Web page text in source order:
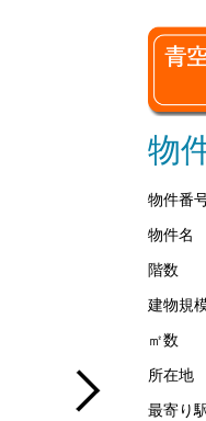
物
物件番
物件名
階数
建物規
㎡数
所在地
最寄り